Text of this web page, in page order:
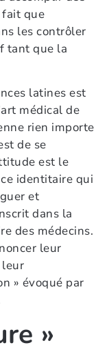
fait que
les contrôler
tant que la
latines est
médical de
rien importe
de se
est le
identitaire qui
et
dans la
des médecins.
leur
» évoqué par
»